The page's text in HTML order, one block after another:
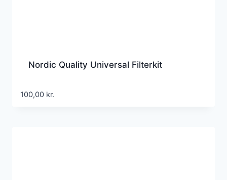
Nordic Quality Universal Filterkit
100,00 kr.